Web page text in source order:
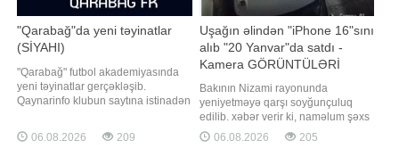
"Qarabağ"da yeni təyinatlar
(SİYAHI)
"Qarabağ" futbol akademiyasında
yeni təyinatlar gerçəkləşib.
Qaynarinfo klubun saytına istinadən
mövsümündə komandaları
çalışdıracaq məşqçilər
06.08.2026 209
Uşağın əlindən "iPhone 16"sını
alıb "20 Yanvar"da satdı -
Kamera GÖRÜNTÜLƏRİ
Bakının Nizami rayonunda
yeniyetməyə qarşı soyğunçuluq
edilib. xəbər verir ki, naməlum şəxs
zərərçəkənin əlində olan, dəyəri
1750 manat təşkil edən "iPhone 16"
06.08.2026 205